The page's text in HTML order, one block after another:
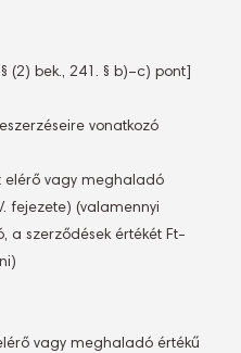
(2) bek., 241. § b)–c) pont]
vonatkozó
elérő vagy meghaladó
fejezete) (valamennyi
a szerződések értékét Ft-
vagy meghaladó értékű